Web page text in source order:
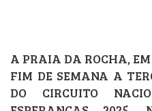
A PRAIA DA ROCHA, EM
FIM DE SEMANA A
DO CIRCUITO